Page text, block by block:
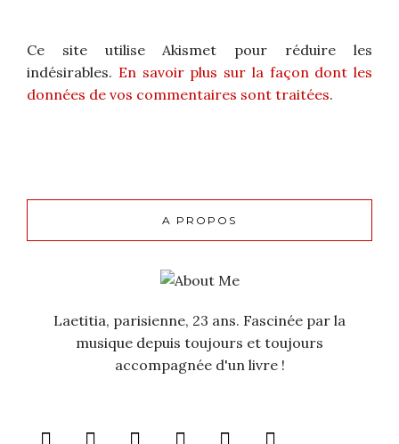
Ce site utilise Akismet pour réduire les
indésirables. En savoir plus sur la façon dont les
données de vos commentaires sont traitées.
A PROPOS
Laetitia, parisienne, 23 ans. Fascinée par la
musique depuis toujours et toujours
accompagnée d'un livre !